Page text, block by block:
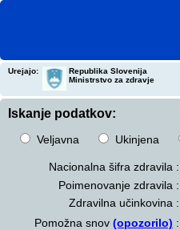
Urejajo:
Republika Slovenija
Ministrstvo za zdravje
Iskanje podatkov:
Veljavna Ukinjena
Nacionalna šifra zdravila :
Poimenovanje zdravila :
Zdravilna učinkovina :
Pomožna snov (opozorilo) :